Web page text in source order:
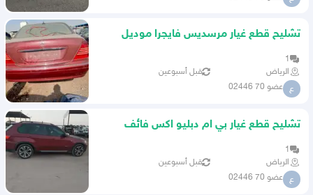
تشليح قطع غيار مرسديس فايجرا موديل
1
الرياض
قبل أسبوعين
ع عضو 70 02446
تشليح قطع غيار بي ام دبليو اكس فائف
1
الرياض
قبل أسبوعين
ع عضو 70 02446